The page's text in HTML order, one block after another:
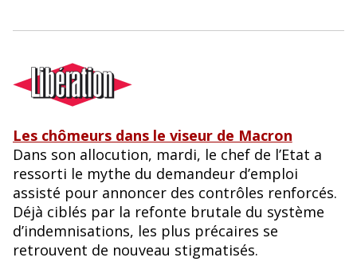
Les chômeurs dans le viseur de Macron
Dans son allocution, mardi, le chef de l’Etat a
ressorti le mythe du demandeur d’emploi
assisté pour annoncer des contrôles renforcés.
Déjà ciblés par la refonte brutale du système
d’indemnisations, les plus précaires se
retrouvent de nouveau stigmatisés.